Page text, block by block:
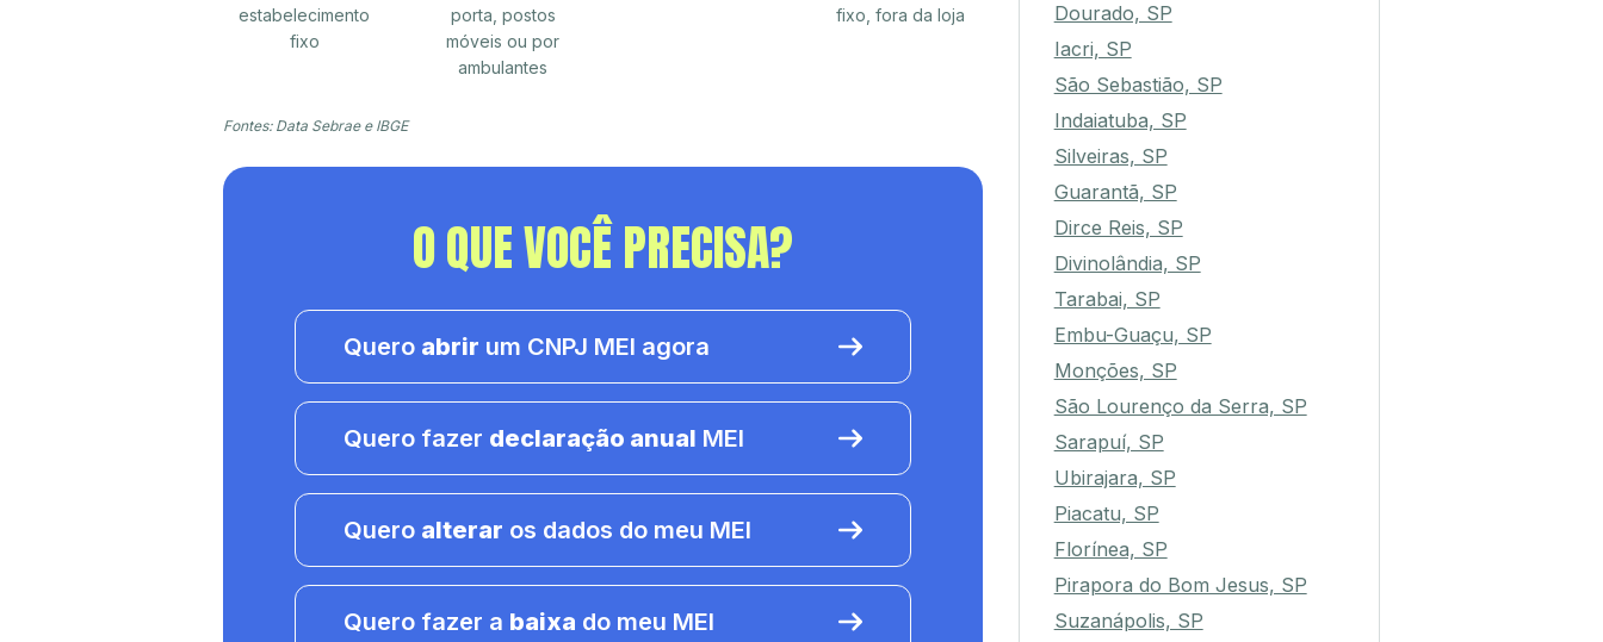
estabelecimento
fixo
porta, postos
móveis ou por
ambulantes
fixo, fora da loja
Fontes: Data Sebrae e IBGE
O QUE VOCÊ PRECISA?
Quero abrir um CNPJ MEI agora
Quero fazer declaração anual MEI
Quero alterar os dados do meu MEI
Quero fazer a baixa do meu MEI
Dourado, SP
Iacri, SP
São Sebastião, SP
Indaiatuba, SP
Silveiras, SP
Guarantã, SP
Dirce Reis, SP
Divinolândia, SP
Tarabai, SP
Embu-Guaçu, SP
Monções, SP
São Lourenço da Serra, SP
Sarapuí, SP
Ubirajara, SP
Piacatu, SP
Florínea, SP
Pirapora do Bom Jesus, SP
Suzanápolis, SP